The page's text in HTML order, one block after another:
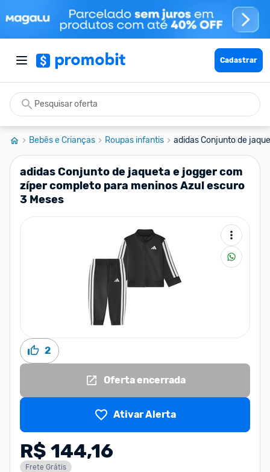
Cadastrar
Bebês e Crianças Roupas infantis adidas Conjunto de
adidas Conjunto de jaqueta e jogger com
zíper completo para meninos Azul escuro
3 Meses
2
Oferta encerrada
Ativar Alerta
R$ 144,16
Frete Grátis